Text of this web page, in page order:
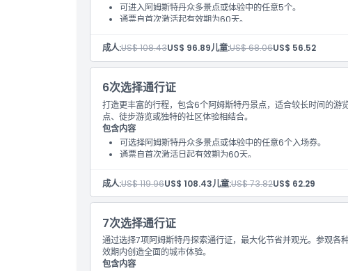
可进入阿姆斯特丹众多景点或体验中的任意5个。
通票自首次激活起有效期为60天。​
成人:US$ 108.43US$ 96.89儿童:US$ 68.06US$ 56.52
6次选择通行证
打造更丰富的行程，包含6个阿姆斯特丹景点，适合较长时间的游
点、徒步游览或独特的社区体验相结合。
包含内容
可选择阿姆斯特丹众多景点或体验中的任意6个入场券。
通票自首次激活日起有效期为60天。​
成人:US$ 119.96US$ 108.43儿童:US$ 73.82US$ 62.29
7次选择通行证
通过选择7项阿姆斯特丹探索通行证，最大化节省并观光。参观
效期内创造全面的城市体验。
包含内容